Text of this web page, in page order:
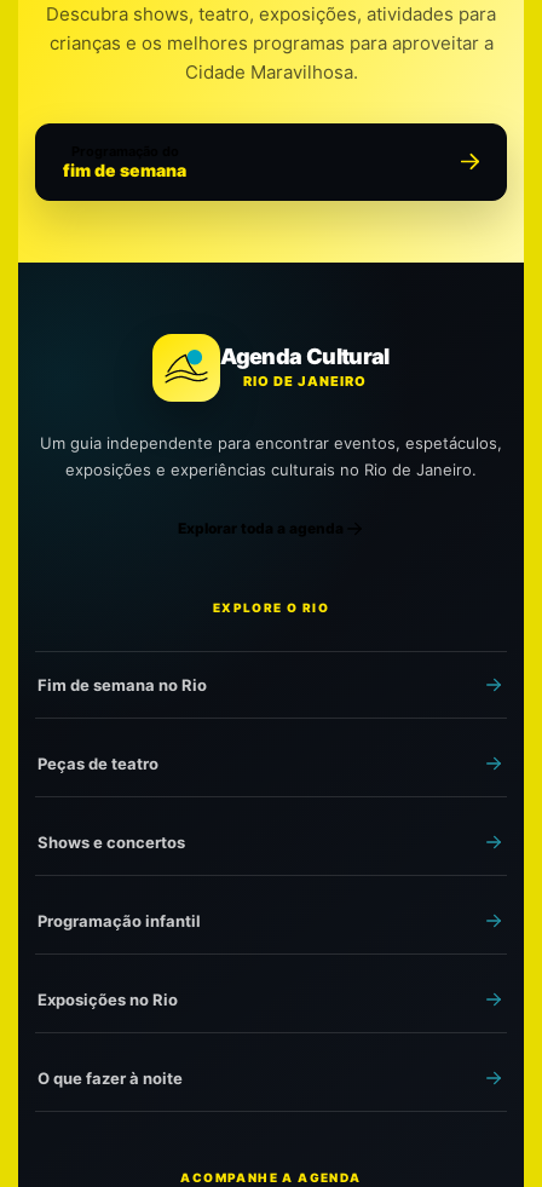
Descubra shows, teatro, exposições, atividades para
crianças e os melhores programas para aproveitar a
Cidade Maravilhosa.
fim de semana
Agenda Cultural
RIO DE JANEIRO
Um guia independente para encontrar eventos, espetáculos,
exposições e experiências culturais no Rio de Janeiro.
Explorar toda a agenda
EXPLORE O RIO
Fim de semana no Rio
Peças de teatro
Shows e concertos
Programação infantil
Exposições no Rio
O que fazer à noite
ACOMPANHE A AGENDA